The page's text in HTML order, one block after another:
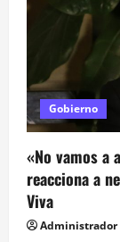
4
paso
para
Gobierno
«No vamos a
reacciona a
Viva
Administrador